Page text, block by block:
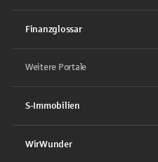
Finanzglossar
Weitere Portale
S-Immobilien
WirWunder